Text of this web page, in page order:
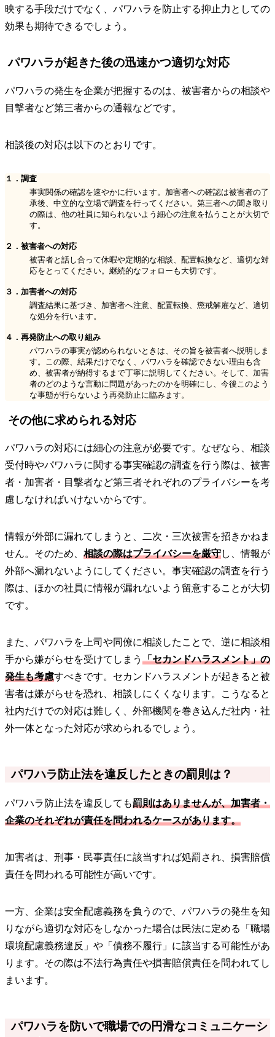
映する手段だけでなく、パワハラを防止する抑止力としての
効果も期待できるでしょう。
パワハラが起きた後の迅速かつ適切な対応
パワハラの発生を企業が把握するのは、被害者からの相談や
目撃者など第三者からの通報などです。
相談後の対応は以下のとおりです。
１．調査
事実関係の確認を速やかに行います。加害者への確認は被害者の了
承後、中立的な立場で調査を行ってください。第三者への聞き取り
の際は、他の社員に知られないよう細心の注意を払うことが大切で
す。
２．被害者への対応
被害者と話し合って休暇や定期的な相談、配置転換など、適切な対
応をとってください。継続的なフォローも大切です。
３．加害者への対応
調査結果に基づき、加害者へ注意、配置転換、懲戒解雇など、適切
な処分を行います。
４．再発防止への取り組み
パワハラの事実が認められないときは、その旨を被害者へ説明しま
す。この際、結果だけでなく、パワハラを確認できない理由も含
め、被害者が納得するまで丁寧に説明してください。そして、加害
者のどのような言動に問題があったのかを明確にし、今後このよう
な事態が行らないよう再発防止に臨みます。
その他に求められる対応
パワハラの対応には細心の注意が必要です。なぜなら、相談
受付時やパワハラに関する事実確認の調査を行う際は、被害
者・加害者・目撃者など第三者それぞれのプライバシーを考
慮しなければいけないからです。
情報が外部に漏れてしまうと、二次・三次被害を招きかねま
せん。そのため、 相談の際はプライバシーを厳守し、情報が
外部へ漏れないようにしてください。事実確認の調査を行う
際は、ほかの社員に情報が漏れないよう留意することが大切
です。
また、パワハラを上司や同僚に相談したことで、逆に相談相
手から嫌がらせを受けてしまう 「セカンドハラスメント」の
発生も考慮すべきです。セカンドハラスメントが起きると被
害者は嫌がらせを恐れ、相談しにくくなります。こうなると
社内だけでの対応は難しく、外部機関を巻き込んだ社内・社
外一体となった対応が求められるでしょう。
パワハラ防止法を違反したときの罰則は？
パワハラ防止法を違反しても罰則はありませんが、加害者・
企業のそれぞれが責任を問われるケースがあります。
加害者は、刑事・民事責任に該当すれば処罰され、損害賠償
責任を問われる可能性が高いです。
一方、企業は安全配慮義務を負うので、パワハラの発生を知
りながら適切な対応をしなかった場合は民法に定める「職場
環境配慮義務違反」や「債務不履行」に該当する可能性があ
ります。その際は不法行為責任や損害賠償責任を問われてし
まいます。
パワハラを防いで職場での円滑なコミュニケーシ